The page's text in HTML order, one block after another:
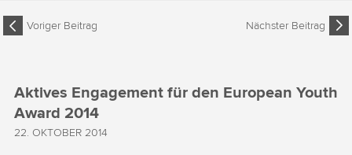
Nächster Beitrag
Voriger Beitrag
Aktives Engagement für den European Youth
Award 2014
22. OKTOBER 2014